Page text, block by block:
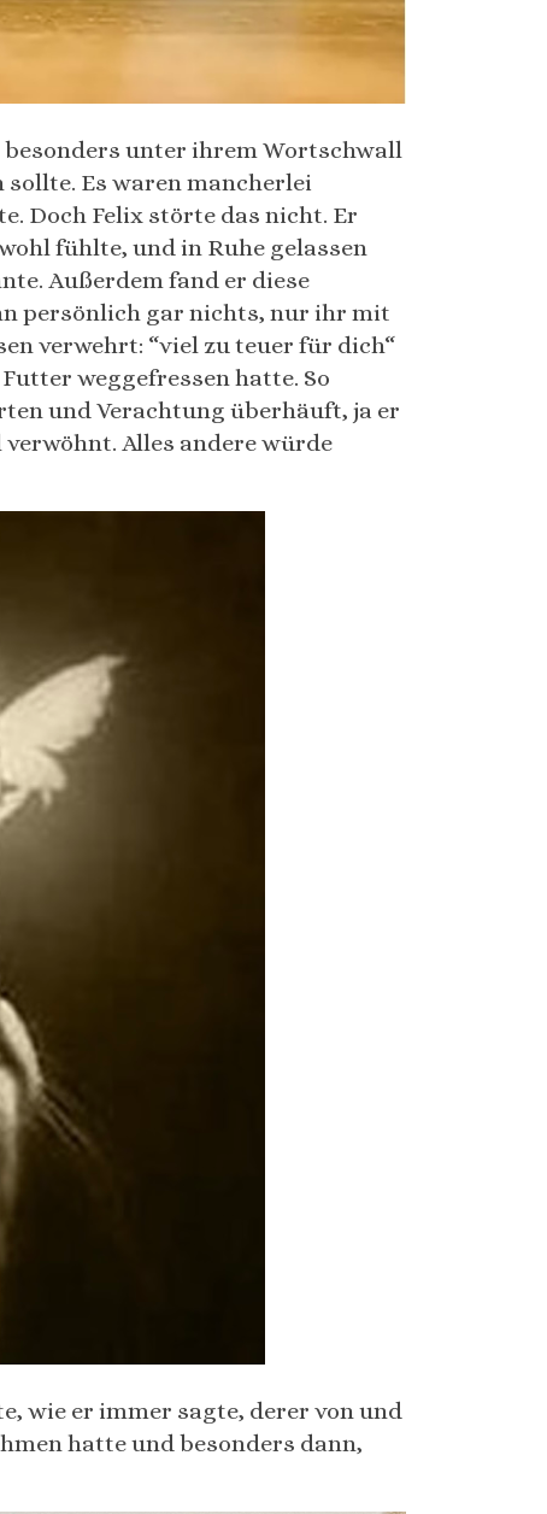
unter ihrem Wortschwall
Es waren mancherlei
Doch Felix störte das nicht. Er
fühlte, und in Ruhe gelassen
Außerdem fand er diese
persönlich gar nichts, nur ihr mit
verwehrt: “viel zu teuer für dich“
weggefressen hatte. So
und Verachtung überhäuft, ja er
Alles andere würde
wie er immer sagte, derer von und
hatte und besonders dann,